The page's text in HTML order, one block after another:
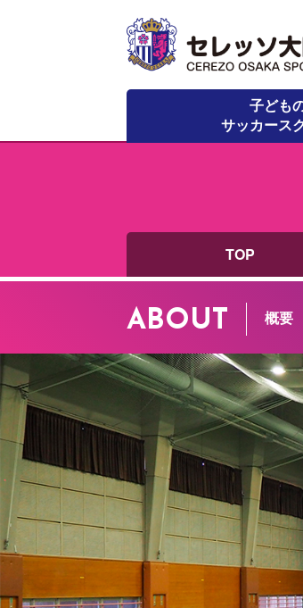
子ども
サッカース
TOP
ABOUT 概要